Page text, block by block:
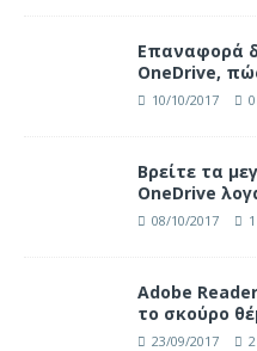
Επαναφορά
OneDrive,
10/10/2017 0
Βρείτε τα
OneDrive
08/10/2017 1
Adobe
το σκούρο
23/09/2017 2